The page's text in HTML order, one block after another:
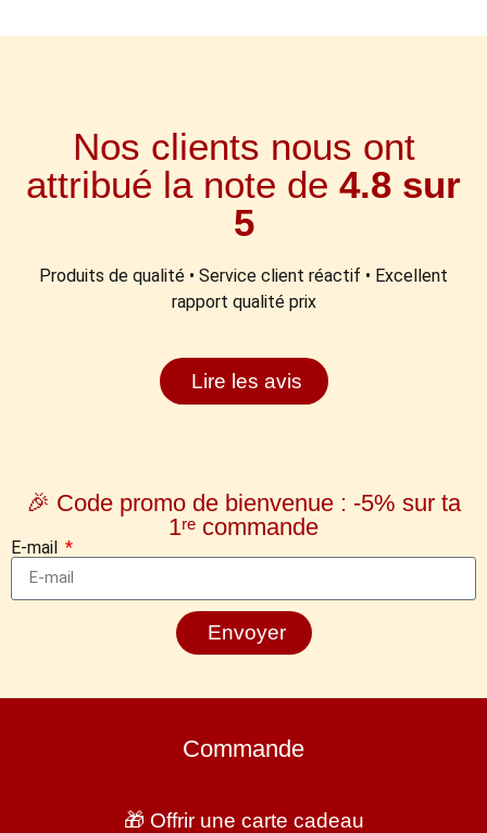
Nos clients nous ont
attribué la note de 4.8 sur
5
Produits de qualité • Service client réactif • Excellent
rapport qualité prix
Lire les avis
🎉 Code promo de bienvenue : -5% sur ta
1ʳᵉ commande
E-mail
Envoyer
Commande
🎁 Offrir une carte cadeau